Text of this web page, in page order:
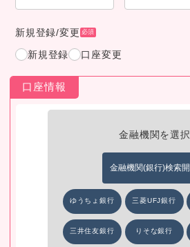
新規登録/変更
新規登録
口座変更
口座情報
金融機関を選択
ゆうちょ銀行 三菱UFJ銀行
三井住友銀行 りそな銀行